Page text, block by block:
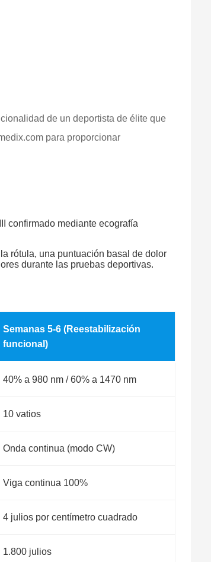
de un deportista de élite que
para proporcionar
confirmado mediante ecografía
rótula, una puntuación basal de dolor
durante las pruebas deportivas.
Semanas 5-6 (Reestabilización
funcional)
40% a 980 nm / 60% a 1470 nm
10 vatios
Onda continua (modo CW)
Viga continua 100%
4 julios por centímetro cuadrado
1.800 julios